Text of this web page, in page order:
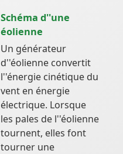
Schéma d''une
éolienne
Un générateur
d''éolienne convertit
l''énergie cinétique du
vent en énergie
électrique. Lorsque
les pales de l''éolienne
tournent, elles font
tourner une